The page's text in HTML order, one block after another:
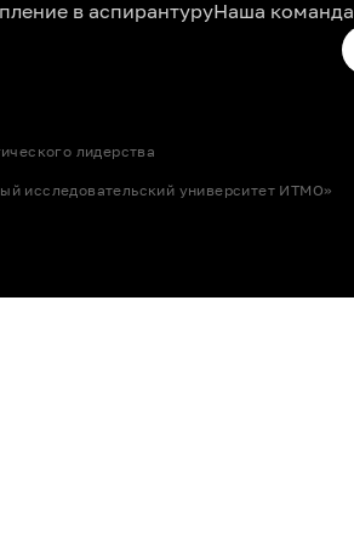
в аспирантуруНаша команда
лидерства
исследовательский университет ИТМО»